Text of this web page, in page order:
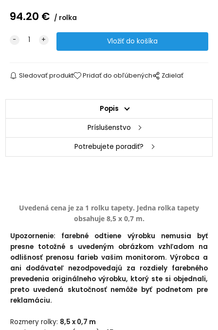
94.20 € rolka
Sledovať produkt Pridať do obľúbených Zdielať
Popis
Príslušenstvo
Potrebujete poradiť?
Uvedená cena je za 1 rolku tapety. Jedna rolka tapety
obsahuje 8,5 x 0,7 m.
Upozornenie: farebné odtiene výrobku nemusia byť
presne totožné s uvedeným obrázkom vzhľadom na
odlišnosť prenosu farieb vašim monitorom. Výrobca a
ani dodávateľ nezodpovedajú za rozdiely farebného
prevedenia originálneho výrobku, ktorý ste si objednali,
preto uvedená skutočnosť nemôže byť podnetom pre
reklamáciu.
Rozmery rolky: 8,5 x 0,7 m